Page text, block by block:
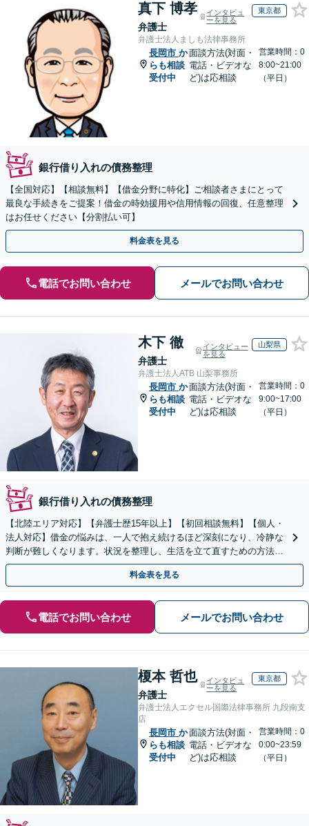
真下 博孝
弁護士
インタビュ
ーを見る
東京都
弁護士法人ましも法律事務所
長岡市 か
らも相談
受付中
面談方法(対面・
電話・ビデオな
ど)は応相談
営業時間：0
8:00~21:00
（平日）
銀行借り入れの債務整理
【全国対応】【相談無料】【借金分野に特化】ご相談者さまにとって
最良な手続きをご提案！借金の時効援用や信用情報の回復、任意整理
はお任せください【分割払い可】
料金表を見る
電話でお問い合わせ メールでお問い合わせ
木下 徹
弁護士
インタビュー
を見る
山梨県
弁護士法人ATB 山梨事務所
長岡市 か
らも相談
受付中
面談方法(対面・
電話・ビデオな
ど)は応相談
営業時間：0
9:00~17:00
（平日）
銀行借り入れの債務整理
【北陸エリア対応】【弁護士歴15年以上】【初回相談無料】【個人・
法人対応】借金の悩みは、一人で抱え続けるほど深刻になり、冷静な
判断が難しくなります。状況を整理し、生活を立て直すための方法は
あります。まずは当事務所へ、一度ご相談ください。
料金表を見る
電話でお問い合わせ メールでお問い合わせ
榎本 哲也
弁護士
インタビュ
ーを見る
東京都
弁護士法人エクセル国際法律事務所 九段南支
店
長岡市 か
らも相談
受付中
面談方法(対面・
電話・ビデオな
ど)は応相談
営業時間：0
0:00~23:59
（平日）